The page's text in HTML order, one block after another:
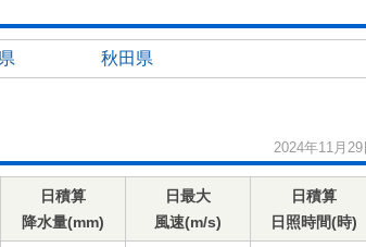
秋田県
2024年11月29
日積算
降水量(mm)
日最大
風速(m/s)
日積算
日照時間(時)